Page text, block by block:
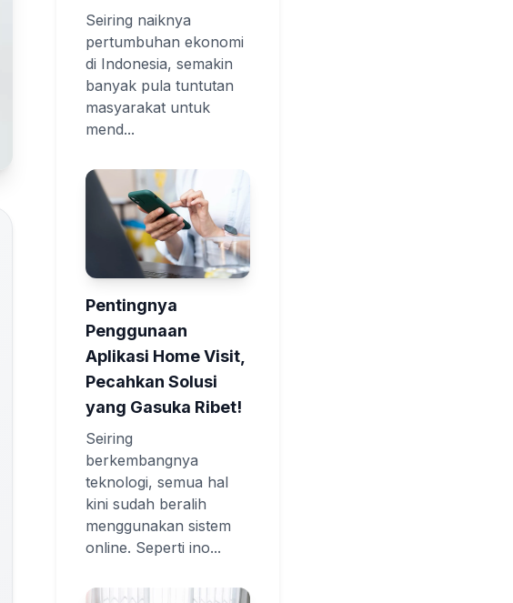
Seiring naiknya
pertumbuhan ekonomi
di Indonesia, semakin
banyak pula tuntutan
masyarakat untuk
mend...
Pentingnya
Penggunaan
Aplikasi Home Visit,
Pecahkan Solusi
yang Gasuka Ribet!
Seiring
berkembangnya
teknologi, semua hal
kini sudah beralih
menggunakan sistem
online. Seperti ino...